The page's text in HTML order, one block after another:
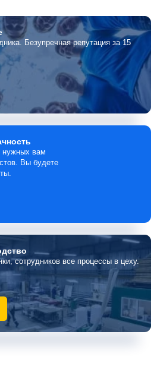
Безупречная репутация за 15
нужных вам
Вы будете
сотрудников все процессы в цеху.